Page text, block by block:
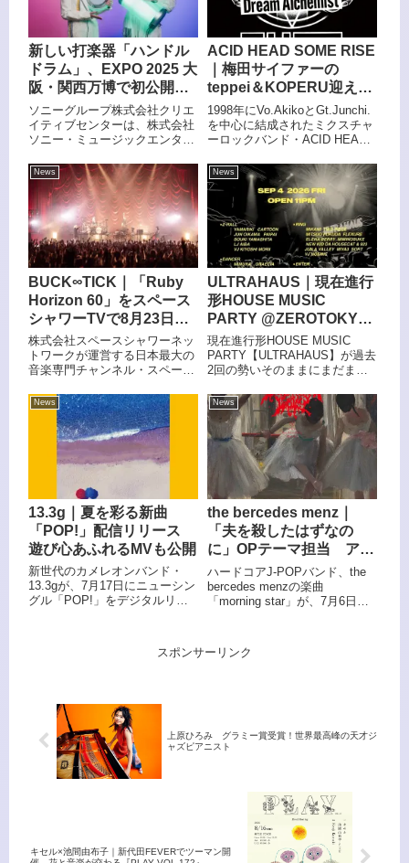
新しい打楽器「ハンドル
ドラム」、EXPO 2025 大
阪・関西万博で初公開
音を光と振動で感じるハ
ンディタイプの打楽器
ソニーグループ株式会社クリエ
イティブセンターは、株式会社
ソニー・ミュージックエンタテ
新たな打楽器体験「ハンドルド
ラム」を、現在大阪で開催中の
「EXPO 2025 大阪・関西万
博」にて、4月25日（金）に初
公開すると発表した。
ACID HEAD SOME RISE
｜梅田サイファーの
teppei＆KOPERU迎えた
新曲「Dream
Alchemist」配信＆MV公
開
1998年にVo.AkikoとGt.Junchi.
を中心に結成されたミクスチャ
ーロックバンド・ACID HEAD
Alchemist（feat. teppei &
KOPERU）」を2026年7月31...
News
BUCK∞TICK｜「Ruby
Horizon 60」をスペース
シャワーTVで8月23日放
送 星野英彦還暦公演を
オンエア
株式会社スペースシャワーネッ
トワークが運営する日本最大の
音楽専門チャンネル・スペース
ワンマンライブ「Ruby Horizon
60」の模様を、8月23日に放送
する。「Ruby Horizon 60」
は、6...
News
ULTRAHAUS｜現在進行
形HOUSE MUSIC
PARTY @ZEROTOKYO
で9月開催
現在進行形HOUSE MUSIC
PARTY【ULTRAHAUS】が過去
2回の勢いそのままにまだまだ
News
13.3g｜夏を彩る新曲
「POP!」配信リリース
遊び心あふれるMVも公開
新世代のカメレオンバンド・
13.3gが、7月17日にニューシン
グル「POP!」をデジタルリリ
は、夏と青春を感じさせる爽快
なポップチューン。印象的に繰
メロディが耳に残る一曲で、
MVでは演奏シーンに加え、楽
曲の世界観を彩る遊び心あふれ
る演出も見どころとなってい
News
the bercedes menz｜
「夫を殺したはずなの
に」OPテーマ担当 アル
バム『weapons』収録曲
「morning star」起用
ハードコアJ-POPバンド、the
bercedes menzの楽曲
「morning star」が、7月6日よ
ープニングテーマに決定した。
スポンサーリンク
上原ひろみ グラミー賞受賞！世界最高峰の天才ジ
ャズピアニスト
キセル×池間由布子｜新代田FEVERでツーマン開